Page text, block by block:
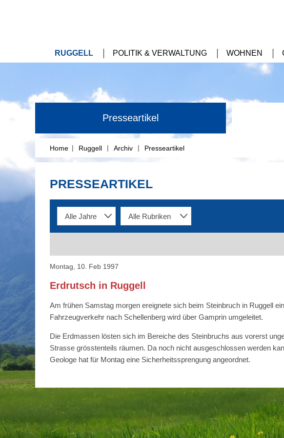
RUGGELL POLITIK & VERWALTUNG WOHNEN
Presseartikel
Home | Ruggell | Archiv | Presseartikel
PRESSEARTIKEL
Montag, 10. Feb 1997
Erdrutsch in Ruggell
Am frühen Samstag morgen ereignete sich beim Steinbruch in Ruggell
Fahrzeugverkehr nach Schellenberg wird über Gamprin umgeleitet.
Die Erdmassen lösten sich im Bereiche des Steinbruchs aus vorerst
Strasse grösstenteils räumen. Da noch nicht ausgeschlossen werden
Geologe hat für Montag eine Sicherheitssprengung angeordnet.